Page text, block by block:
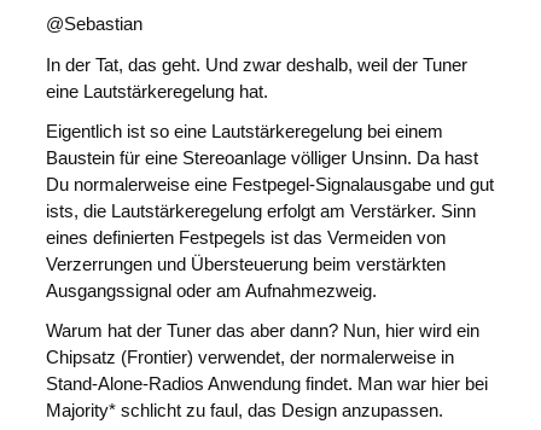
@Sebastian
In der Tat, das geht. Und zwar deshalb, weil der Tuner
eine Lautstärkeregelung hat.
Eigentlich ist so eine Lautstärkeregelung bei einem
Baustein für eine Stereoanlage völliger Unsinn. Da hast
Du normalerweise eine Festpegel-Signalausgabe und gut
ists, die Lautstärkeregelung erfolgt am Verstärker. Sinn
eines definierten Festpegels ist das Vermeiden von
Verzerrungen und Übersteuerung beim verstärkten
Ausgangssignal oder am Aufnahmezweig.
Warum hat der Tuner das aber dann? Nun, hier wird ein
Chipsatz (Frontier) verwendet, der normalerweise in
Stand-Alone-Radios Anwendung findet. Man war hier bei
Majority* schlicht zu faul, das Design anzupassen.